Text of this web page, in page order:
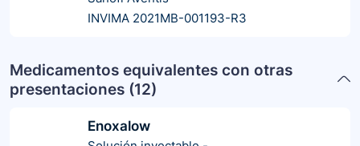
INVIMA 2021MB-001193-R3
Medicamentos equivalentes con otras
presentaciones (12)
Enoxalow